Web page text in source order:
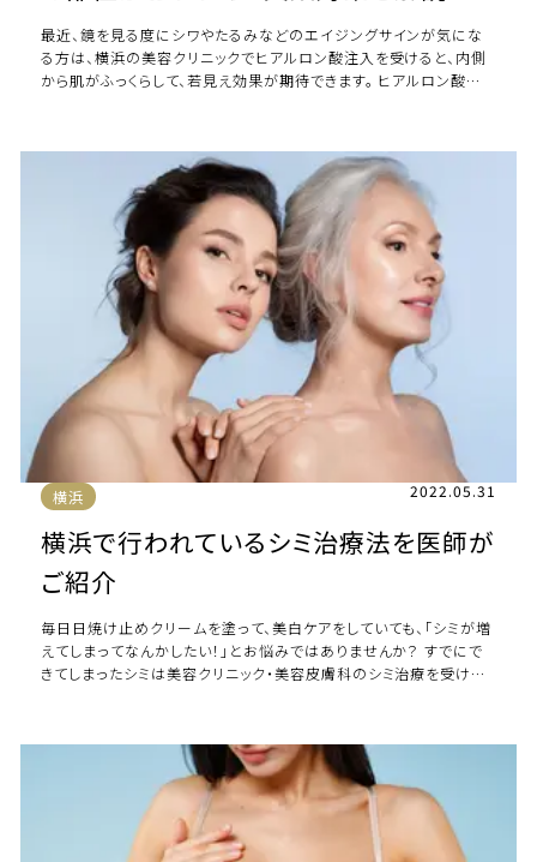
最近、鏡を見る度にシワやたるみなどのエイジングサインが気にな
る方は、横浜の美容クリニックでヒアルロン酸注入を受けると、内側
から肌がふっくらして、若見え効果が期待できます。 ヒアルロン酸注
横浜 2022.05.31
横浜で行われているシミ治療法を医師が
ご紹介
毎日日焼け止めクリームを塗って、美白ケアをしていても、「シミが増
えてしまってなんかしたい！」とお悩みではありませんか？ すでにで
きてしまったシミは美容クリニック・美容皮膚科のシミ治療を受ける